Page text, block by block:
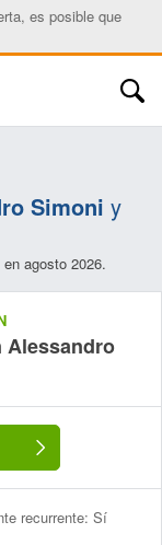
es posible que
Simoni y
agosto 2026.
Alessandro
recurrente: Sí